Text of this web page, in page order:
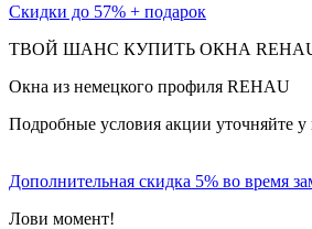
Скидки до 57% + подарок
ТВОЙ ШАНС КУПИТЬ ОКНА
Окна из немецкого профиля REHAU
Подробные условия акции уточняйте у
Дополнительная скидка 5% во время
Лови момент!